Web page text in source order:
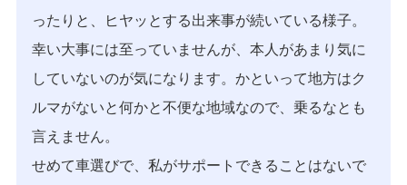
ったりと、ヒヤッとする出来事が続いている様子。
幸い大事には至っていませんが、本人があまり気に
していないのが気になります。かといって地方はク
ルマがないと何かと不便な地域なので、乗るなとも
言えません。
せめて車選びで、私がサポートできることはないで